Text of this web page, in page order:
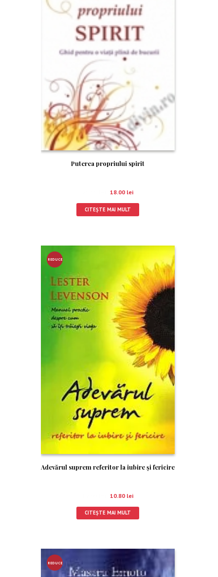
Puterea propriului spirit
18.00 lei
CITEȘTE MAI MULT
REDUCE
Adevărul suprem referitor la iubire şi fericire
10.80 lei
CITEȘTE MAI MULT
REDUCE